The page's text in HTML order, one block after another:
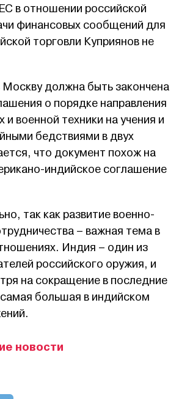
в отношении российской
финансовых сообщений для
торговли Куприянов не
должна быть закончена
о порядке направления
военной техники на учения и
бедствиями в двух
что документ похож на
индийское соглашение
так как развитие военно-
– важная тема в
Индия – один из
российского оружия, и
на сокращение в последние
большая в индийском
новости